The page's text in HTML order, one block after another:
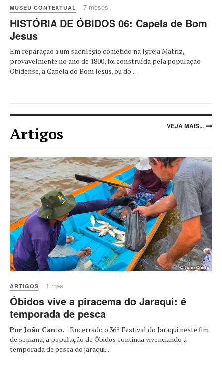
MUSEU CONTEXTUAL 7 meses
HISTÓRIA DE ÓBIDOS 06: Capela de Bom
Jesus
Em reparação a um sacrilégio cometido na Igreja Matriz,
provavelmente no ano de 1800, foi construída pela população
Obidense, a Capela do Bom Jesus, ou do...
Artigos VEJA MAIS...
ARTIGOS 1 mes
Óbidos vive a piracema do Jaraqui: é
temporada de pesca
Por João Canto.
Encerrado o 36º Festival do Jaraqui neste fim
de semana, a população de Óbidos continua vivenciando a
temporada de pesca do jaraqui....